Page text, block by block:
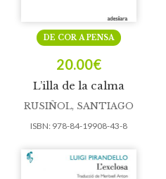
L’illa de la calma
DE COR A PENSA
20.00€
RUSIÑOL, SANTIAGO
ISBN: 978-84-19908-43-8